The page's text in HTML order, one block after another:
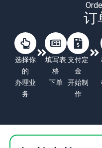
订
选择你
的
办理业
务
填写表
格
下单
支付定
金
开始制
作